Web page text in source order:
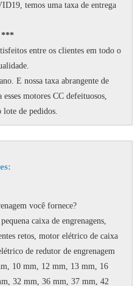
temos uma taxa de entrega
***
entre os clientes em todo o
E nossa taxa abrangente de
esses motores CC defeituosos,
lote de pedidos.
você fornece?
caixa de engrenagens,
retos, motor elétrico de caixa
de redutor de engrenagem
10 mm, 12 mm, 13 mm, 16
32 mm, 36 mm, 37 mm, 42